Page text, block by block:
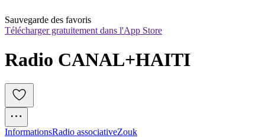
Sauvegarde des favoris
Télécharger gratuitement dans l'App Store
Radio CANAL+HAITI
InformationsRadio associativeZouk